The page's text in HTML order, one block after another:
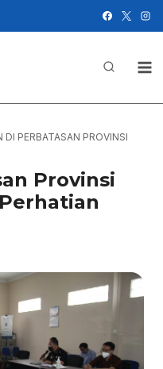
DI PERBATASAN PROVINSI
Provinsi